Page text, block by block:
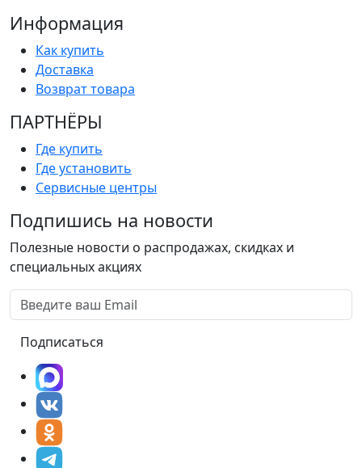
Информация
Как купить
Доставка
Возврат товара
ПАРТНËРЫ
Где купить
Где установить
Сервисные центры
Подпишись на новости
Полезные новости о распродажах, скидках и
специальных акциях
Подписаться